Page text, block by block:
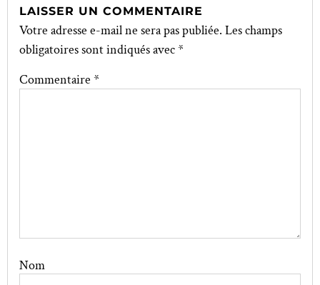
LAISSER UN COMMENTAIRE
Votre adresse e-mail ne sera pas publiée. Les champs
obligatoires sont indiqués avec*
Commentaire *
Nom